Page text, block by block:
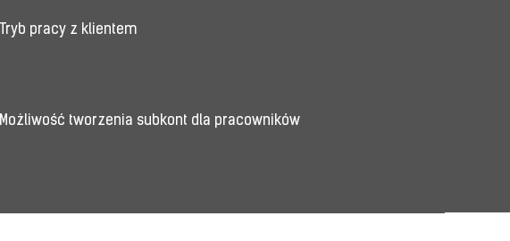
Tryb pracy z klientem
Możliwość tworzenia subkont dla pracowników